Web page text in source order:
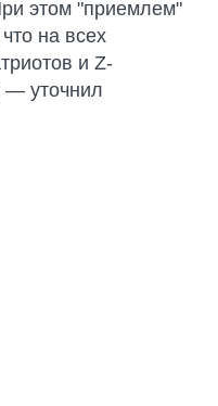
этом "приемлем"
на всех
и Z-
— уточнил